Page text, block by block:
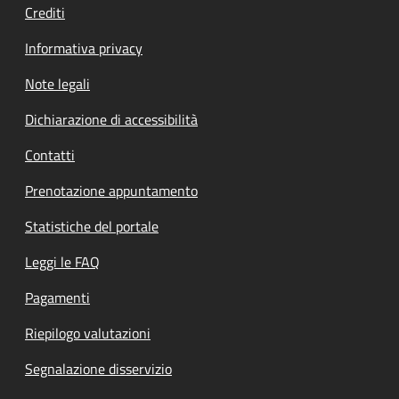
Crediti
Informativa privacy
Note legali
Dichiarazione di accessibilità
Contatti
Prenotazione appuntamento
Statistiche del portale
Leggi le FAQ
Pagamenti
Riepilogo valutazioni
Segnalazione disservizio